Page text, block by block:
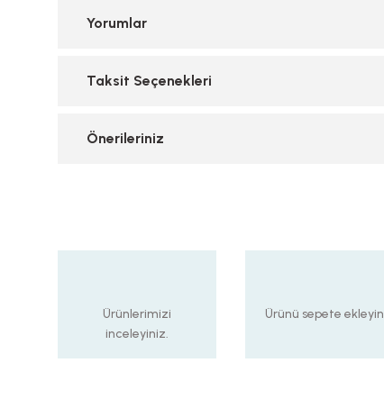
Yorumlar
Taksit Seçenekleri
Önerileriniz
Ürünlerimizi
inceleyiniz.
Ürünü sepete ekleyin